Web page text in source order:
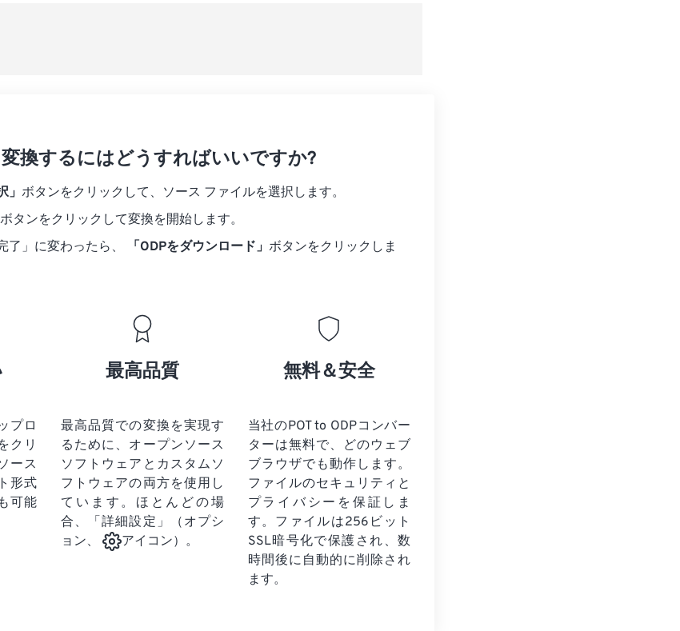
変換するにはどうすればいいですか?
」 ボタンをクリックして、ソース ファイルを選択します。
ボタンをクリックして変換を開始します。
了」に変わったら、
「ODPをダウンロード」 ボタンをクリックしま
プロ
クリ
ース
形式
可能
最高品質
最高品質での変換を実現す
るために、オープンソース
ソフトウェアとカスタムソ
フトウェアの両方を使用し
ています。ほとんどの場
合、「詳細設定」（オプシ
ョン、
アイコン）。
無料＆安全
当社のPOT to ODPコンバー
ターは無料で、どのウェブ
ブラウザでも動作します。
ファイルのセキュリティと
プライバシーを保証しま
す。ファイルは256ビット
SSL暗号化で保護され、数
時間後に自動的に削除され
ます。